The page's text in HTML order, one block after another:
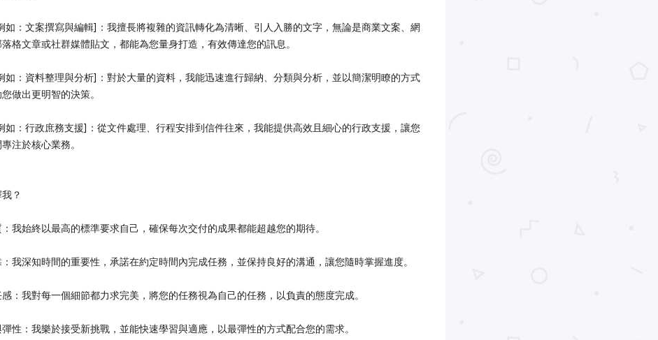
如：文案撰寫與編輯]：我擅長將複雜的資訊轉化為清晰、引人入勝的文字，無論是商業文案、網
格文章或社群媒體貼文，都能為您量身打造，有效傳達您的訊息。
如：資料整理與分析]：對於大量的資料，我能迅速進行歸納、分類與分析，並以簡潔明瞭的方式
做出更明智的決策。
如：行政庶務支援]：從文件處理、行程安排到信件往來，我能提供高效且細心的行政支援，讓您
注於核心業務。
？
我始終以最高的標準要求自己，確保每次交付的成果都能超越您的期待。
我深知時間的重要性，承諾在約定時間內完成任務，並保持良好的溝通，讓您隨時掌握進度。
：我對每一個細節都力求完美，將您的任務視為自己的任務，以負責的態度完成。
性：我樂於接受新挑戰，並能快速學習與適應，以最彈性的方式配合您的需求。